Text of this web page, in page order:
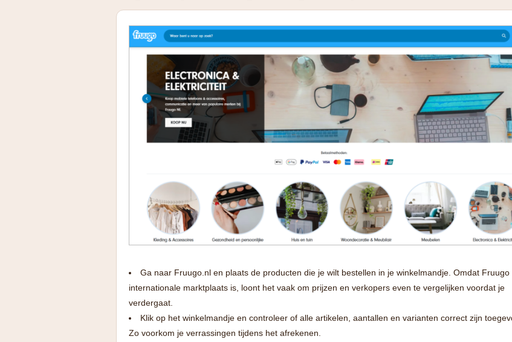
Ga naar Fruugo.nl en plaats de producten die je wilt bestellen in je winkelmandje. Omdat Fruugo
internationale marktplaats is, loont het vaak om prijzen en verkopers even te vergelijken voordat je
verdergaat.
Klik op het winkelmandje en controleer of alle artikelen, aantallen en varianten correct zijn
Zo voorkom je verrassingen tijdens het afrekenen.